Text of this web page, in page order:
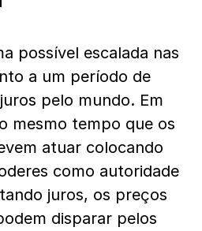
possível escalada nas
a um período de
pelo mundo. Em
mesmo tempo que os
atuar colocando
como autoridade
juros, os preços
disparar pelos